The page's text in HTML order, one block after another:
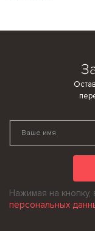
Нажимая на кнопку,
персональных